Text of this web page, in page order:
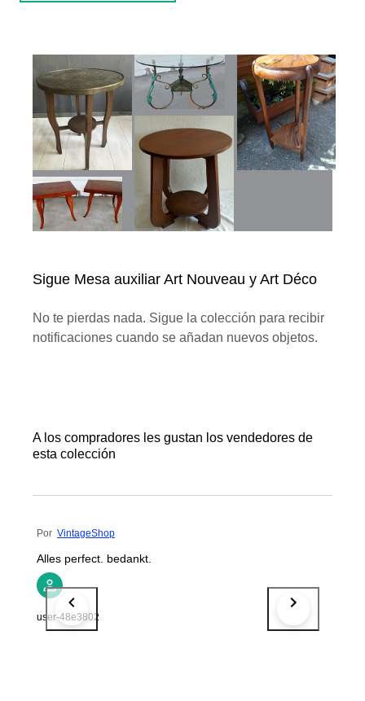
Sigue Mesa auxiliar Art Nouveau y Art Déco
No te pierdas nada. Sigue la colección para recibir
notificaciones cuando se añadan nuevos objetos.
A los compradores les gustan los vendedores de
esta colección
Por VintageShop
Alles perfect. bedankt.
user-48e3802